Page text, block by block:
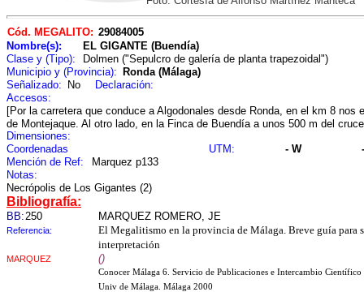
Cód. MEGALITO: 29084005
Nombre(s):
EL GIGANTE (Buendía)
Clase y (Tipo):
Dolmen ("Sepulcro de galería de planta trapezoidal")
Municipio y (Provincia):
Ronda (Málaga)
Señalizado:
No
Declaración:
Accesos:
[Por la carretera que conduce a Algodonales desde Ronda, en el km 8 nos
de Montejaque. Al otro lado, en la Finca de Buendía a unos 500 m del
Dimensiones:
Coordenadas
UTM: - W
Mención de Ref:
Marquez p133
Notas:
Necrópolis de Los Gigantes (2)
Bibliografía:
BB:250 MARQUEZ ROMERO, JE
Referencia:
El Megalitismo en la provincia de Málaga. Breve guía para
interpretación
MARQUEZ ()
Conocer Málaga 6. Servicio de Publicaciones e Intercambio Científico
Univ de Málaga. Málaga 2000